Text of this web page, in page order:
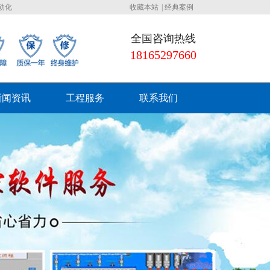
化 收藏本站 经典案例
全国咨询热线
18165297660
闻资讯 工程服务 联系我们